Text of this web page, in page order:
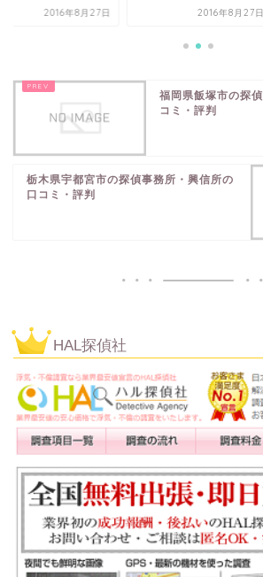
2016年8月27日 2016年8月27日
福岡県飯塚市の探
コミ・評判
栃木県宇都宮市の探偵事務所・興信所の
口コミ・評判
HAL探偵社